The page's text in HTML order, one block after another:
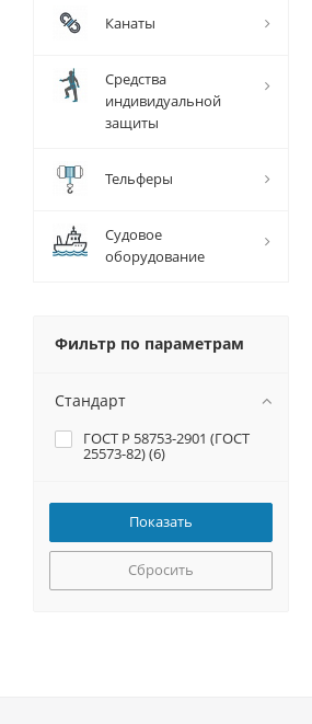
Канаты
Средства
индивидуальной
защиты
Тельферы
Судовое
оборудование
Фильтр по параметрам
Стандарт
ГОСТ Р 58753-2901 (ГОСТ
25573-82) (6)
Сбросить